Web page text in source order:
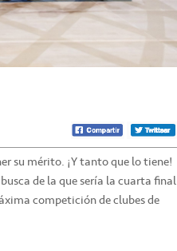
su mérito. ¡Y tanto que lo tiene!
de la que sería la cuarta final
competición de clubes de